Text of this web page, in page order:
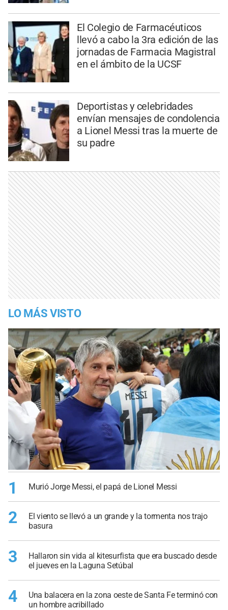
El Colegio de Farmacéuticos
llevó a cabo la 3ra edición de las
jornadas de Farmacia Magistral
en el ámbito de la UCSF
Deportistas y celebridades
envían mensajes de condolencia
a Lionel Messi tras la muerte de
su padre
LO MÁS VISTO
1 Murió Jorge Messi, el papá de Lionel Messi
2
El viento se llevó a un grande y la tormenta nos trajo
basura
3
Hallaron sin vida al kitesurfista que era buscado desde
el jueves en la Laguna Setúbal
4
Una balacera en la zona oeste de Santa Fe terminó con
un hombre acribillado